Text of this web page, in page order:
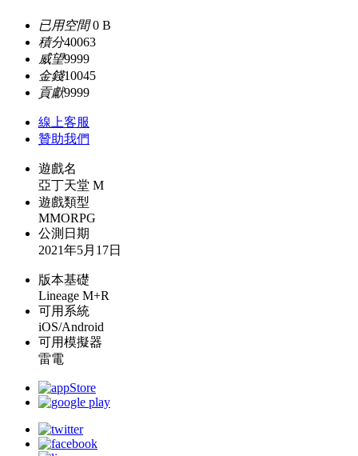
已用空間0 B
積分40063
威望9999
金錢10045
貢獻9999
線上客服
贊助我們
遊戲名
亞丁天堂 M
遊戲類型
MMORPG
公測日期
2021年5月17日
版本基礎
Lineage M+R
可用系統
iOS/Android
可用模擬器
雷電